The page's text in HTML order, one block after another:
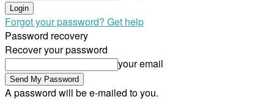
Forgot your password? Get help
Password recovery
Recover your password
your email
A password will be e-mailed to you.